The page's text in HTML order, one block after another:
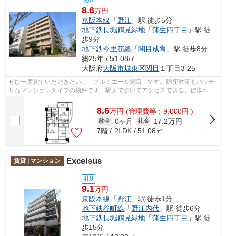
8.6万円
京阪本線 「野江 」駅 徒歩5分
地下鉄長堀鶴見緑地 「蒲生四丁目 」駅 徒
歩9分
地下鉄今里筋線 「関目成育 」駅 徒歩8分
築25年 / 51.08㎡
大阪府大阪市城東区関目 １丁目3-25
ぜひ一度見ていただきたい、「プルミエール関目」です。防犯対策もバッチ
リなマンションタイプの物件です。駅まで歩いてアクセスできる、徒歩5分
8.6万円 (管理費等：9,000円 )
敷金 0ヶ月 礼金
17.2万円
7階 / 2LDK / 51.08㎡
賃貸 | マンション Excelsus
礼0
9.1万円
京阪本線 「野江 」駅 徒歩1分
地下鉄谷町線 「野江内代 」駅 徒歩6分
地下鉄長堀鶴見緑地 「蒲生四丁目 」駅 徒
歩15分